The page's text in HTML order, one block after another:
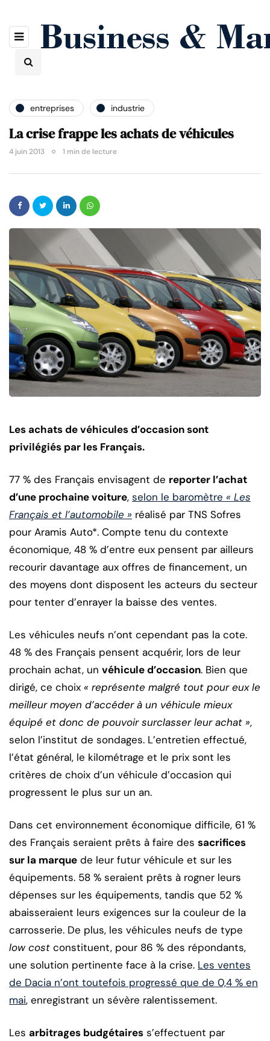
entreprises industrie
La crise frappe les achats de véhicules
4 juin 2013 1 min de lecture
Les achats de véhicules d’occasion sont
privilégiés par les Français.
77 % des Français envisagent de reporter l’achat
d’une prochaine voiture, selon le baromètre « Les
Français et l’automobile » réalisé par TNS Sofres
pour Aramis Auto*. Compte tenu du contexte
économique, 48 % d’entre eux pensent par ailleurs
recourir davantage aux offres de financement, un
des moyens dont disposent les acteurs du secteur
pour tenter d’enrayer la baisse des ventes.
Les véhicules neufs n’ont cependant pas la cote.
48 % des Français pensent acquérir, lors de leur
prochain achat, un véhicule d’occasion. Bien que
dirigé, ce choix « représente malgré tout pour eux le
meilleur moyen d’accéder à un véhicule mieux
équipé et donc de pouvoir surclasser leur achat »,
selon l’institut de sondages. L’entretien effectué,
l’état général, le kilométrage et le prix sont les
critères de choix d’un véhicule d’occasion qui
progressent le plus sur un an.
Dans cet environnement économique difficile, 61 %
des Français seraient prêts à faire des sacrifices
sur la marque de leur futur véhicule et sur les
équipements. 58 % seraient prêts à rogner leurs
dépenses sur les équipements, tandis que 52 %
abaisseraient leurs exigences sur la couleur de la
carrosserie. De plus, les véhicules neufs de type
low cost constituent, pour 86 % des répondants,
une solution pertinente face à la crise. Les ventes
de Dacia n’ont toutefois progressé que de 0,4 % en
mai, enregistrant un sévère ralentissement.
Les arbitrages budgétaires s’effectuent par